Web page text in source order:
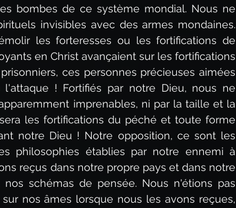
bombes de ce système mondial. Nous ne
invisibles avec des armes mondaines.
les forteresses ou les fortifications de
en Christ avançaient sur les fortifications
ces personnes précieuses aimées
! Fortifiés par notre Dieu, nous ne
imprenables, ni par la taille et la
les fortifications du péché et toute forme
notre Dieu ! Notre opposition, ce sont les
philosophies établies par notre ennemi à
reçus dans notre propre pays et dans notre
schémas de pensée. Nous n'étions pas
nos âmes lorsque nous les avons reçues,